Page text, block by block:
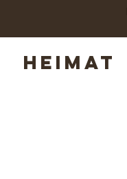
HEIMAT